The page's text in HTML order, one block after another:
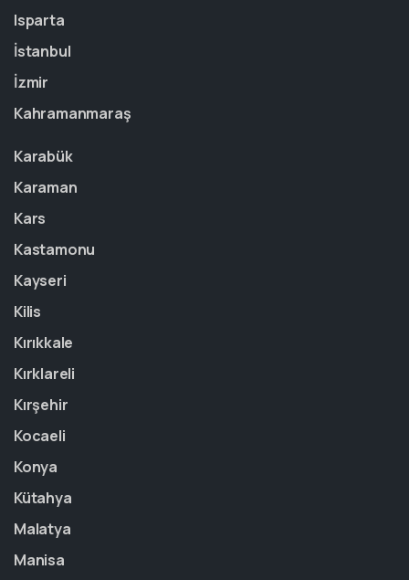
Isparta
İstanbul
İzmir
Kahramanmaraş
Karabük
Karaman
Kars
Kastamonu
Kayseri
Kilis
Kırıkkale
Kırklareli
Kırşehir
Kocaeli
Konya
Kütahya
Malatya
Manisa